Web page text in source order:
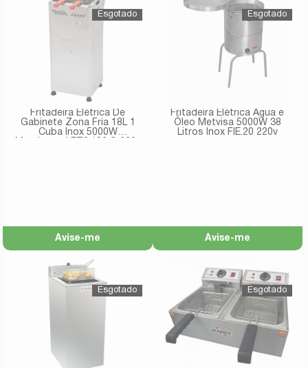
Fritadeira Elétrica De
Gabinete Zona Fria 18L 1
Cuba Inox 5000W
Avise-me
Fritadeira Elétrica Água e
Óleo Metvisa 5000W 38
Litros Inox FIE.20 220v
Avise-me